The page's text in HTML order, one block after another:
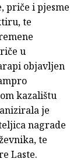
priče i pjesme
te
u
objavljen
kazalištu
je
nagrade
te
Laste.